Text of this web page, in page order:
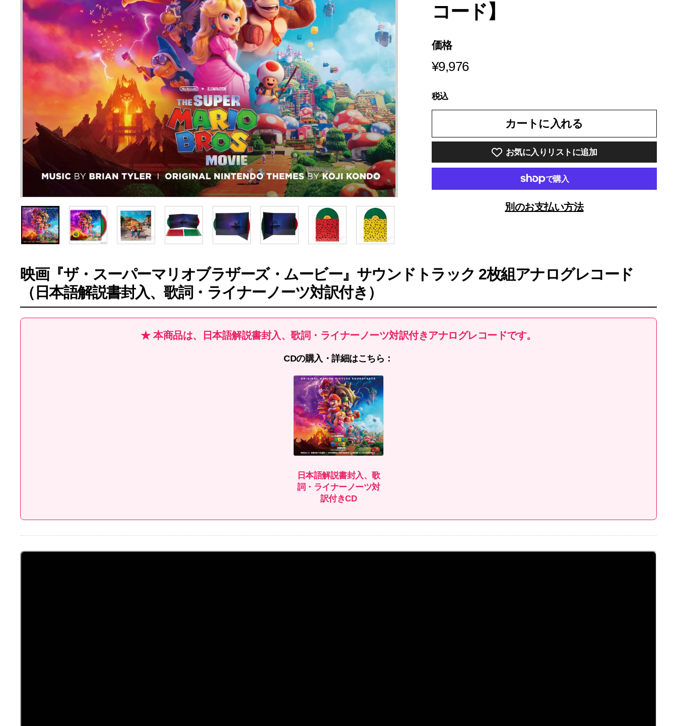
コード】
価格
¥9,976¥9,976
税込
カートに入れる
お気に入りリストに追加
別のお支払い方法
映画『ザ・スーパーマリオブラザーズ・ムービー』サウンドトラック 2枚組アナログレコード
（日本語解説書封入、歌詞・ライナーノーツ対訳付き）
★ 本商品は、日本語解説書封入、歌詞・ライナーノーツ対訳付きアナログレコードです。
CDの購入・詳細はこちら：
日本語解説書封入、歌
詞・ライナーノーツ対
訳付きCD